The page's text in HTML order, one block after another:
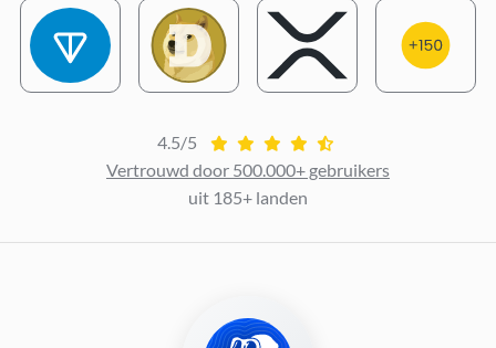
4.5/5
Vertrouwd door 500.000+ gebruikers
uit 185+ landen